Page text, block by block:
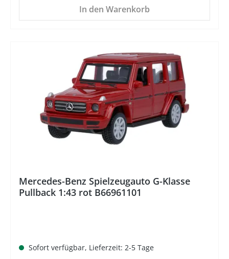
In den Warenkorb
Mercedes-Benz Spielzeugauto G-Klasse
Pullback 1:43 rot B66961101
Sofort verfügbar, Lieferzeit: 2-5 Tage